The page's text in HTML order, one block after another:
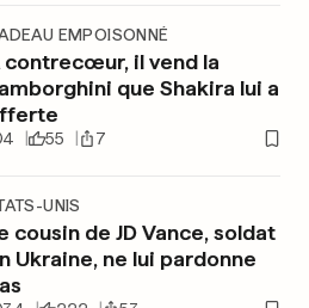
EMPOISONNÉ
contrecœur, il vend la
que Shakira lui a
4 55 7
UNIS
cousin de JD Vance, soldat
Ukraine, ne lui pardonne